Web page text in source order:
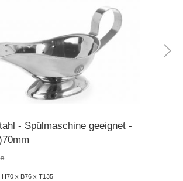
- Spülmaschine geeignet -
x B76 x T135